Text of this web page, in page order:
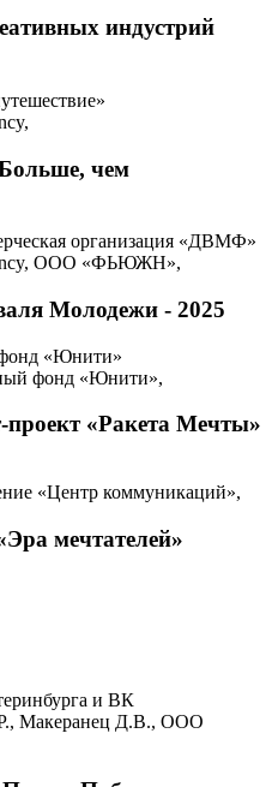
индустрий
чем
организация «ДВМФ»
ООО «ФЬЮЖН»,
Молодежи - 2025
фонд «Юнити»
фонд «Юнити»,
«Ракета Мечты»
«Центр коммуникаций»,
мечтателей»
и ВК
Макеранец Д.В., ООО